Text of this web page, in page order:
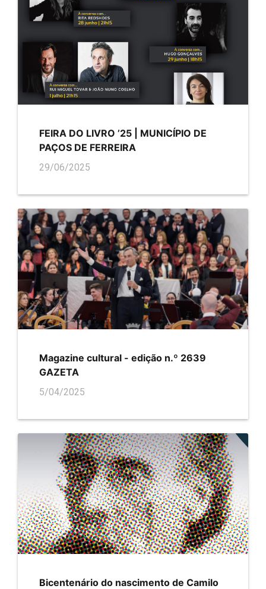
FEIRA DO LIVRO ’25 | MUNICÍPIO DE
PAÇOS DE FERREIRA
29/06/2025
Magazine cultural - edição n.º 2639
GAZETA
5/04/2025
Bicentenário do nascimento de Camilo